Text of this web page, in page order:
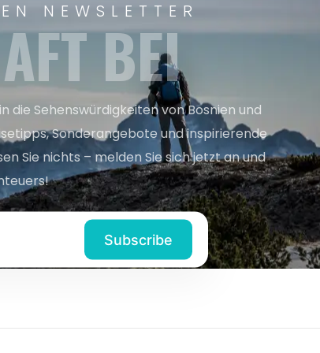
NEWSLETTER
BEI
die Sehenswürdigkeiten von Bosnien und
Sonderangebote und inspirierende
Sie nichts – melden Sie sich jetzt an und